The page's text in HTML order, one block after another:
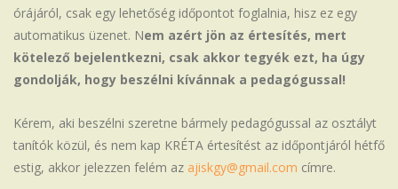
órájáról, csak egy lehetőség időpontot foglalnia, hisz ez egy
automatikus üzenet. Nem azért jön az értesítés, mert
kötelező bejelentkezni, csak akkor tegyék ezt, ha úgy
gondolják, hogy beszélni kívánnak a pedagógussal!
Kérem, aki beszélni szeretne bármely pedagógussal az osztályt
tanítók közül, és nem kap KRÉTA értesítést az időpontjáról hétfő
estig, akkor jelezzen felém az ajiskgy@gmail.com címre.